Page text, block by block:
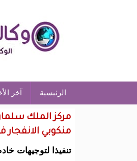
الرئيسية آخر
مركز الملك
منكوبي الانفجار
تنفيذا لتوجيهات